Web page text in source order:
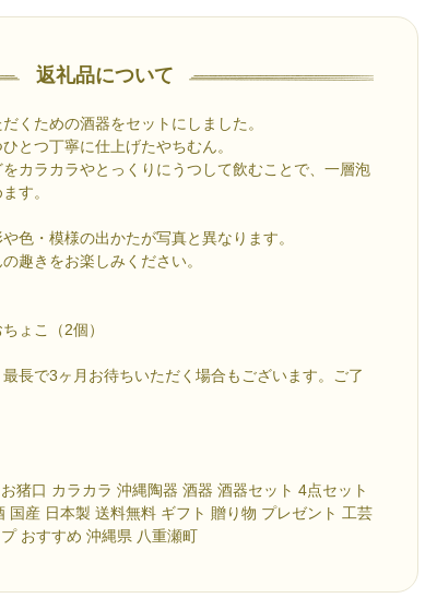
返礼品について
くための酒器をセットにしました。
とつ丁寧に仕上げたやちむん。
カラカラやとっくりにうつして飲むことで、一層泡
す。
色・模様の出かたが写真と異なります。
趣きをお楽しみください。
ょこ（2個）
長で3ヶ月お待ちいただく場合もございます。ご了
猪口 カラカラ 沖縄陶器 酒器 酒器セット 4点セット
国産 日本製 送料無料 ギフト 贈り物 プレゼント 工芸
おすすめ 沖縄県 八重瀬町